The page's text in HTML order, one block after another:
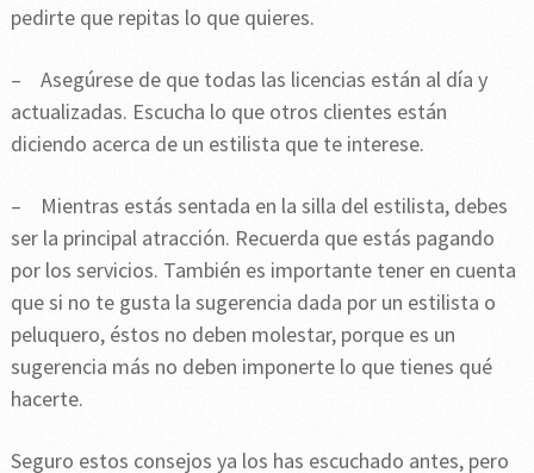
pedirte que repitas lo que quieres.
– Asegúrese de que todas las licencias están al día y
actualizadas. Escucha lo que otros clientes están
diciendo acerca de un estilista que te interese.
– Mientras estás sentada en la silla del estilista, debes
ser la principal atracción. Recuerda que estás pagando
por los servicios. También es importante tener en cuenta
que si no te gusta la sugerencia dada por un estilista o
peluquero, éstos no deben molestar, porque es un
sugerencia más no deben imponerte lo que tienes qué
hacerte.
Seguro estos consejos ya los has escuchado antes, pero